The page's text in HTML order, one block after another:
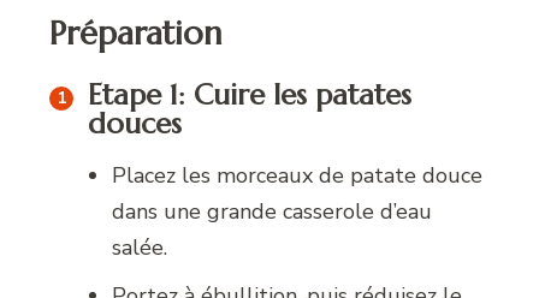
Préparation
Etape 1: Cuire les patates
douces
Placez les morceaux de patate douce
dans une grande casserole d’eau
salée.